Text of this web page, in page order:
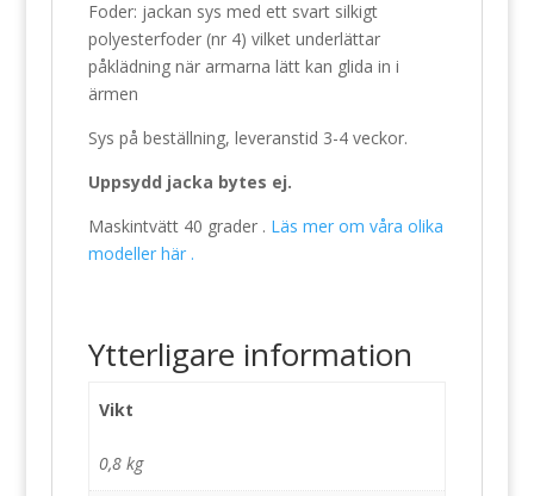
Foder: jackan sys med ett svart silkigt
polyesterfoder (nr 4) vilket underlättar
påklädning när armarna lätt kan glida in i
ärmen
Sys på beställning, leveranstid 3-4 veckor.
Uppsydd jacka bytes ej.
Maskintvätt 40 grader . Läs mer om våra olika
modeller här .
Ytterligare information
Vikt
0,8 kg